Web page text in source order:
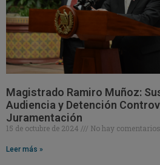
Magistrado Ramiro Muñoz:
Audiencia y Detención
Juramentación
15 de octubre de 2024 No hay comentarios
Leer más »